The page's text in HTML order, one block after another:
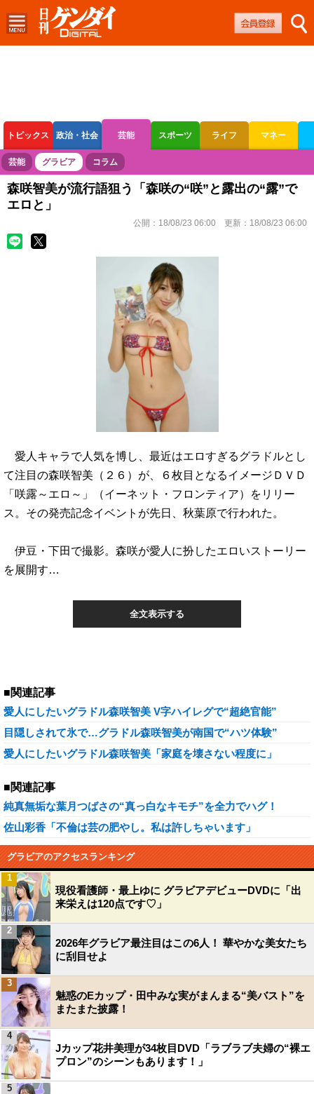
トピックス 政治・社会 芸能 スポーツ ライフ マネー
ボートレース 競輪 オートレース
芸能 グラビア コラム
森咲智美が流行語狙う「森咲の“咲”と露出の“露”で
エロと」
公開： 18/08/23 06:00 更新： 18/08/23 06:00
愛人キャラで人気を博し、最近はエロすぎるグラドルとし
て注目の森咲智美（２６）が、６枚目となるイメージＤＶＤ
「咲露～エロ～」（イーネット・フロンティア）をリリー
ス。その発売記念イベントが先日、秋葉原で行われた。
伊豆・下田で撮影。森咲が愛人に扮したエロいストーリー
を展開す…
全文表示する
■関連記事
愛人にしたいグラドル森咲智美 V字ハイレグで“超絶官能”
目隠しされて氷で…グラドル森咲智美が南国で“ハツ体験”
愛人にしたいグラドル森咲智美「家庭を壊さない程度に」
■関連記事
純真無垢な葉月つばさの“真っ白なキモチ”を全力でハグ！
佐山彩香「不倫は芸の肥やし。私は許しちゃいます」
グラビアのアクセスランキング
現役看護師・最上ゆに グラビアデビューDVDに「出
来栄えは120点です♡」
1
2026年グラビア最注目はこの6人！ 華やかな美女たち
に刮目せよ
2
魅惑のEカップ・田中みな実がまんまる“美バスト”を
またまた披露！
3
Jカップ花井美理が34枚目DVD「ラブラブ夫婦の“裸エ
プロン”のシーンもあります！」
4
5